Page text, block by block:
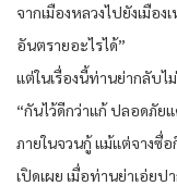
จากเมืองหลวงไปยังเมือ
อันตรายอะไรได้”
แต่ในเรื่องนี้ท่านย่ากลับไ
“กันไว้ดีกว่าแก้ ปลอดภัย
ภายในจวนกู้ แม้แต่จางซื่
เปิดเผย เมื่อท่านย่าเอ่ยป